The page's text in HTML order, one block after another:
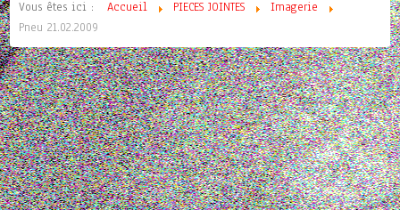
Vous êtes ici : Accueil PIECES JOINTES
Imagerie
Pneu 21.02.2009